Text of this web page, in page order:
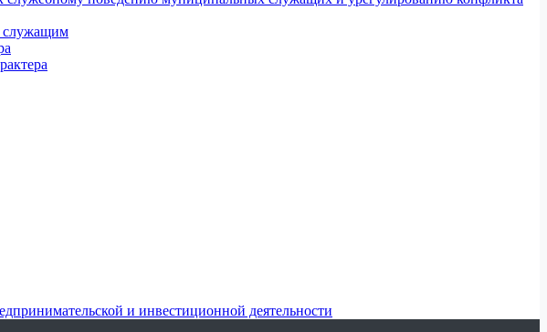
служащим
и инвестиционной деятельности